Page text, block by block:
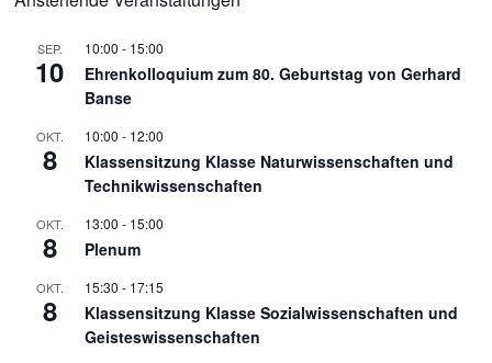
SEP.
10
10:00 - 15:00
Ehrenkolloquium zum 80. Geburtstag von Gerhard
Banse
OKT.
8
10:00 - 12:00
Klassensitzung Klasse Naturwissenschaften und
Technikwissenschaften
OKT.
8
13:00 - 15:00
Plenum
OKT.
8
15:30 - 17:15
Klassensitzung Klasse Sozialwissenschaften und
Geisteswissenschaften